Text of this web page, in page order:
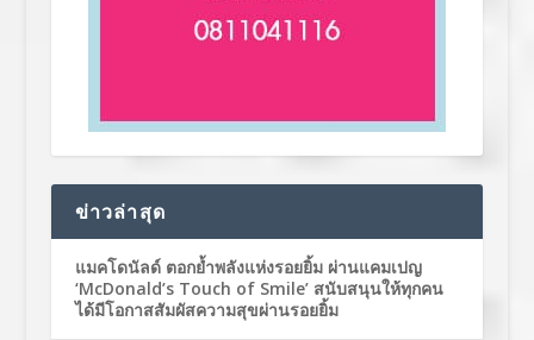
ข่าวล่าสุด
แมคโดนัลด์ ตอกย้ำพลังแห่งรอยยิ้ม ผ่านแคมเปญ
‘McDonald’s Touch of Smile’ สนับสนุนให้ทุกคน
ได้มีโอกาสสัมผัสความสุขผ่านรอยยิ้ม